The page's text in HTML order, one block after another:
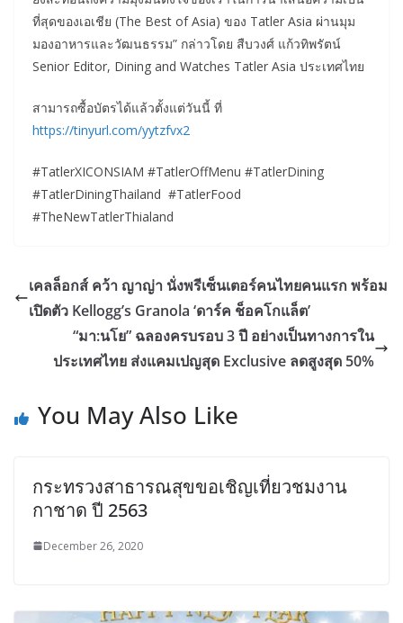
ที่สุดของเอเชีย (The Best of Asia) ของ Tatler Asia ผ่านมุม
มองอาหารและวัฒนธรรม” กล่าวโดย สืบวงศ์ แก้วทิพรัตน์
Senior Editor, Dining and Watches Tatler Asia ประเทศไทย
สามารถซื้อบัตรได้แล้วตั้งแต่วันนี้ ที่
https://tinyurl.com/yytzfvx2
#TatlerXICONSIAM #TatlerOffMenu #TatlerDining
#TatlerDiningThailand #TatlerFood
#TheNewTatlerThialand
เคลล็อกส์ คว้า ญาญ่า นั่งพรีเซ็นเตอร์คนไทยคนแรก พร้อม
เปิดตัว Kellogg’s Granola ‘ดาร์ค ช็อคโกแล็ต’
“มา:นโย” ฉลองครบรอบ 3 ปี อย่างเป็นทางการใน
ประเทศไทย ส่งแคมเปญสุด Exclusive ลดสูงสุด 50%
You May Also Like
กระทรวงสาธารณสุขขอเชิญเที่ยวชมงาน
กาชาด ปี 2563
December 26, 2020